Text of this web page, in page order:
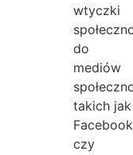
wtyczki
do
mediów
takich jak
Facebook
czy